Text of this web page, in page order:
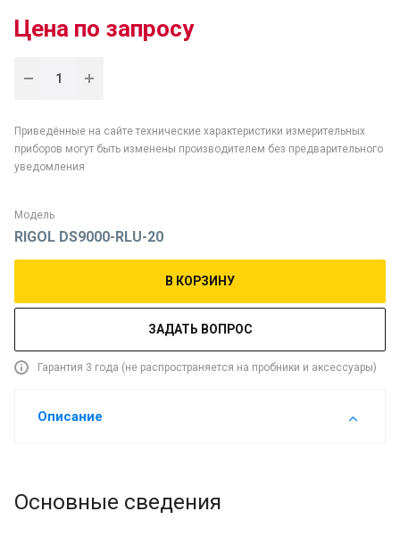
Цена по запросу
Приведённые на сайте технические характеристики измерительных
приборов могут быть изменены производителем без предварительного
уведомления
Модель
RIGOL DS9000-RLU-20
В КОРЗИНУ
ЗАДАТЬ ВОПРОС
Гарантия 3 года (не распространяется на пробники и аксессуары)
Описание
Основные сведения